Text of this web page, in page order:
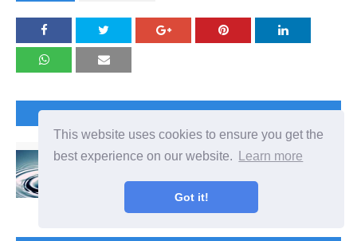
This website uses cookies to ensure you get the
best experience on our website.
Learn more
Got it!
НАСТУПНА СТАТТЯ
РІЗНИЦЯ МІЖ ХВИЛЕЮ І КОЛИВАННЯМИ
відрізняється хвиля від коливань.визначенняхвиля -
обурення, що виникло в якому-небудь середовищі і
розповсюджується в...